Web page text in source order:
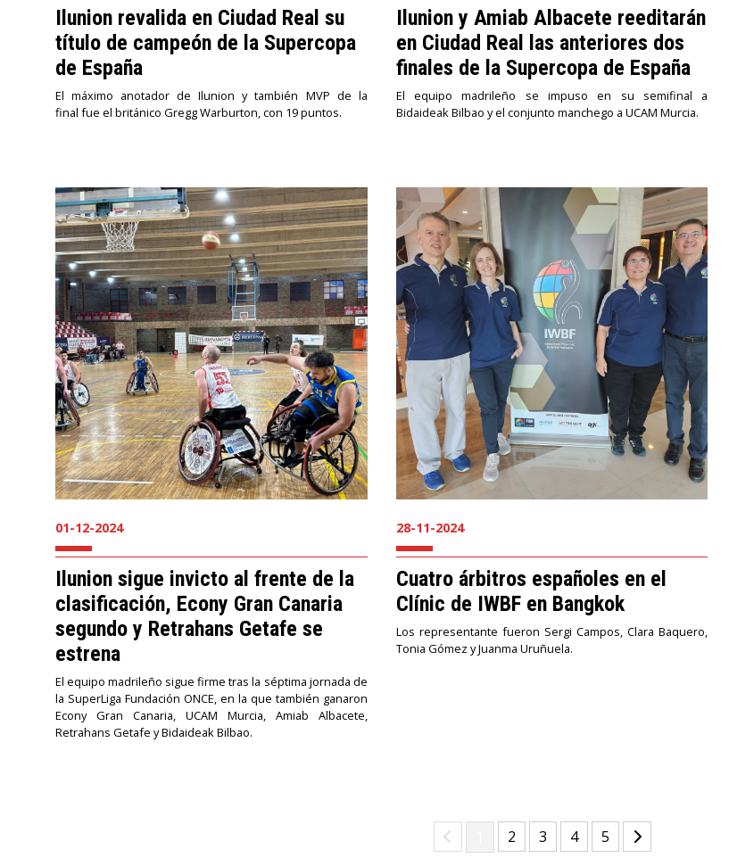
Ilunion revalida en Ciudad Real su
título de campeón de la Supercopa
de España
El máximo anotador de Ilunion y también MVP de la
final fue el británico Gregg Warburton, con 19 puntos.
Ilunion y Amiab Albacete reeditarán
en Ciudad Real las anteriores dos
finales de la Supercopa de España
El equipo madrileño se impuso en su semifinal a
Bidaideak Bilbao y el conjunto manchego a UCAM Murcia.
01-12-2024
Ilunion sigue invicto al frente de la
clasificación, Econy Gran Canaria
segundo y Retrahans Getafe se
estrena
El equipo madrileño sigue firme tras la séptima jornada de
la SuperLiga Fundación ONCE, en la que también ganaron
Econy Gran Canaria, UCAM Murcia, Amiab Albacete,
Retrahans Getafe y Bidaideak Bilbao.
28-11-2024
Cuatro árbitros españoles en el
Clínic de IWBF en Bangkok
Los representante fueron Sergi Campos, Clara Baquero,
Tonia Gómez y Juanma Uruñuela.
(current)
2 (current)
3 (current)
4(current)
5 (current)